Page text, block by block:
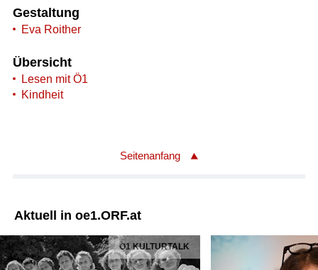
Gestaltung
Eva Roither
Übersicht
Lesen mit Ö1
Kindheit
Seitenanfang
Aktuell in oe1.ORF.at
Ö1 KULTURTALK